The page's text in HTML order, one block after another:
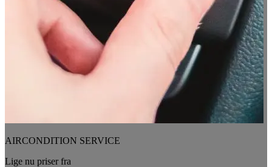
AIRCONDITION SERVICE
Lige nu priser fra